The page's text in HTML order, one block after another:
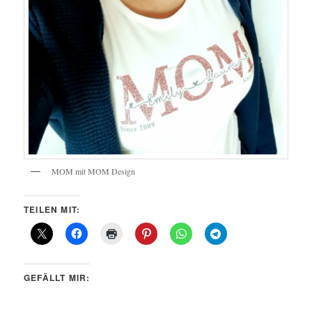
MOM mit MOM Design
TEILEN MIT:
GEFÄLLT MIR: